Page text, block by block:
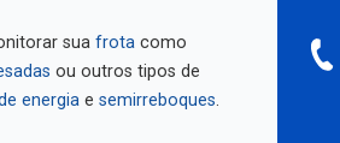
sua frota como
ou outros tipos de
energia e semirreboques